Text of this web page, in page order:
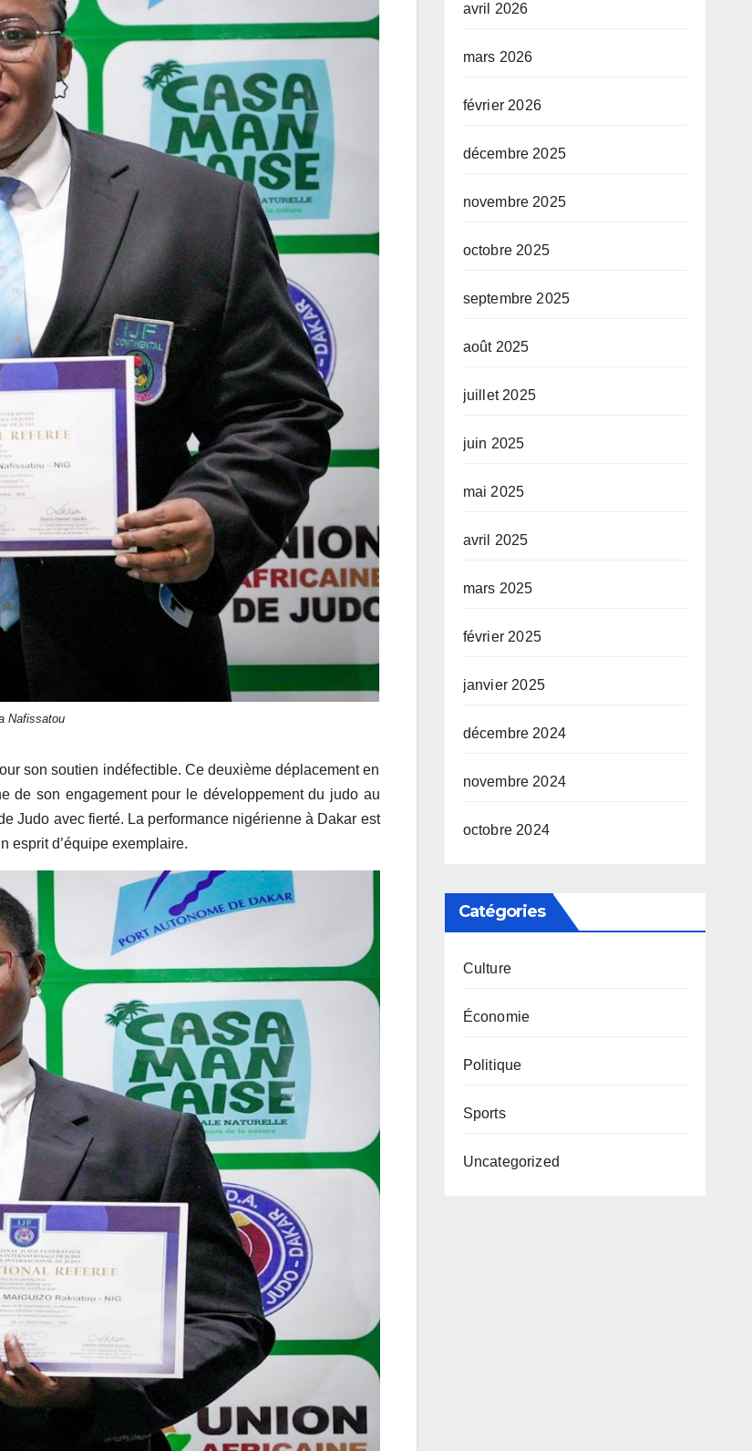
Nafissatou
son soutien indéfectible. Ce deuxième déplacement en
de son engagement pour le développement du judo au
Judo avec fierté. La performance nigérienne à Dakar est
esprit d’équipe exemplaire.
avril 2026
mars 2026
février 2026
décembre 2025
novembre 2025
octobre 2025
septembre 2025
août 2025
juillet 2025
juin 2025
mai 2025
avril 2025
mars 2025
février 2025
janvier 2025
décembre 2024
novembre 2024
octobre 2024
Catégories
Culture
Économie
Politique
Sports
Uncategorized